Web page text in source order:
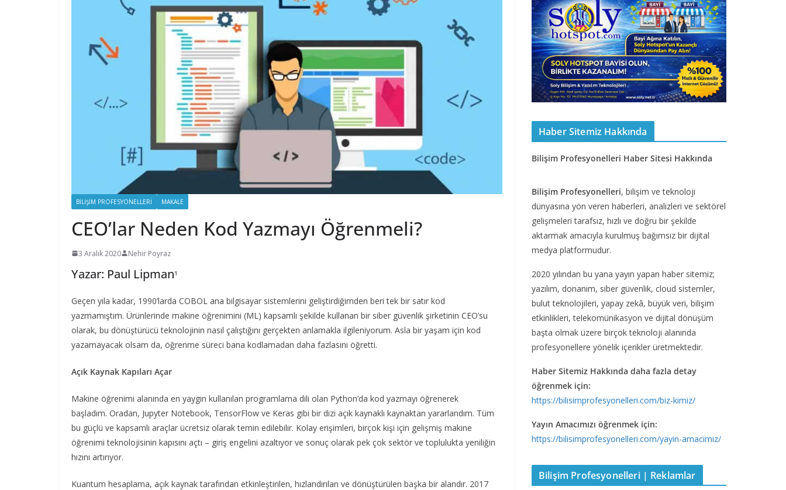
BILIŞIM PROFESYONELLERI MAKALE
CEO’lar Neden Kod Yazmayı Öğrenmeli?
3 Aralık 2020 Nehir Poyraz
Yazar: Paul Lipman1
Geçen yıla kadar, 1990’larda COBOL ana bilgisayar sistemlerini geliştirdiğimden beri tek bir satır kod
yazmamıştım. Ürünlerinde makine öğrenimini (ML) kapsamlı şekilde kullanan bir siber güvenlik şirketinin CEO’su
olarak, bu dönüştürücü teknolojinin nasıl çalıştığını gerçekten anlamakla ilgileniyorum. Asla bir yaşam için kod
yazamayacak olsam da, öğrenme süreci bana kodlamadan daha fazlasını öğretti.
Açık Kaynak Kapıları Açar
Makine öğrenimi alanında en yaygın kullanılan programlama dili olan Python’da kod yazmayı öğrenerek
başladım. Oradan, Jupyter Notebook, TensorFlow ve Keras gibi bir dizi açık kaynaklı kaynaktan yararlandım. Tüm
bu güçlü ve kapsamlı araçlar ücretsiz olarak temin edilebilir. Kolay erişimleri, birçok kişi için gelişmiş makine
öğrenimi teknolojisinin kapısını açtı – giriş engelini azaltıyor ve sonuç olarak pek çok sektör ve toplulukta yeniliğin
hızını artırıyor.
Kuantum hesaplama, açık kaynak tarafından etkinleştirilen, hızlandırılan ve dönüştürülen başka bir alandır. 2017
Haber Sitemiz Hakkında
Bilişim Profesyonelleri Haber Sitesi Hakkında
Bilişim Profesyonelleri, bilişim ve teknoloji
dünyasına yön veren haberleri, analizleri ve sektörel
gelişmeleri tarafsız, hızlı ve doğru bir şekilde
aktarmak amacıyla kurulmuş bağımsız bir dijital
medya platformudur.
2020 yılından bu yana yayın yapan haber sitemiz;
yazılım, donanım, siber güvenlik, cloud sistemler,
bulut teknolojileri, yapay zekâ, büyük veri, bilişim
etkinlikleri, telekomünikasyon ve dijital dönüşüm
başta olmak üzere birçok teknoloji alanında
profesyonellere yönelik içerikler üretmektedir.
Haber Sitemiz Hakkında daha fazla detay
öğrenmek için:
https://bilisimprofesyonelleri.com/biz-kimiz/
Yayın Amacımızı öğrenmek için:
https://bilisimprofesyonelleri.com/yayin-amacimiz/
Bilişim Profesyonelleri | Reklamlar